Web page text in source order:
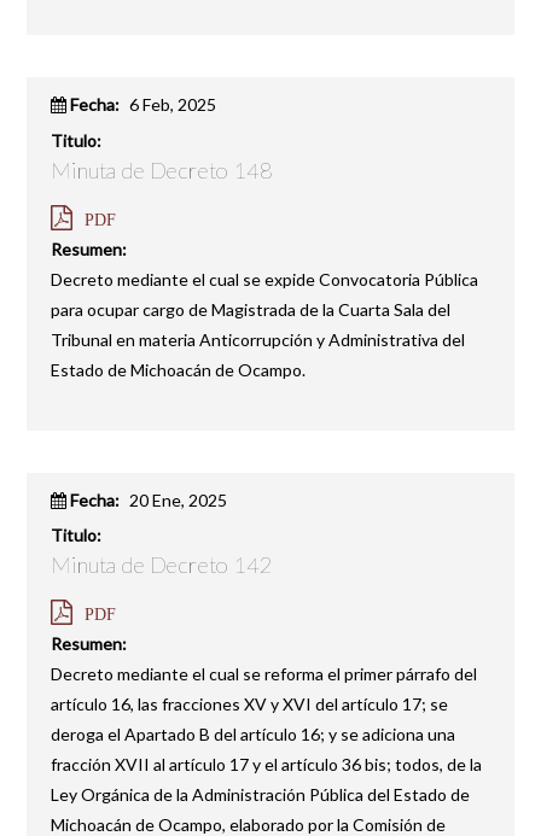
Fecha: 6 Feb, 2025
Titulo:
Minuta de Decreto 148
PDF
Resumen:
Decreto mediante el cual se expide Convocatoria Pública
para ocupar cargo de Magistrada de la Cuarta Sala del
Tribunal en materia Anticorrupción y Administrativa del
Estado de Michoacán de Ocampo.
Fecha: 20 Ene, 2025
Titulo:
Minuta de Decreto 142
PDF
Resumen:
Decreto mediante el cual se reforma el primer párrafo del
artículo 16, las fracciones XV y XVI del artículo 17; se
deroga el Apartado B del artículo 16; y se adiciona una
fracción XVII al artículo 17 y el artículo 36 bis; todos, de la
Ley Orgánica de la Administración Pública del Estado de
Michoacán de Ocampo, elaborado por la Comisión de